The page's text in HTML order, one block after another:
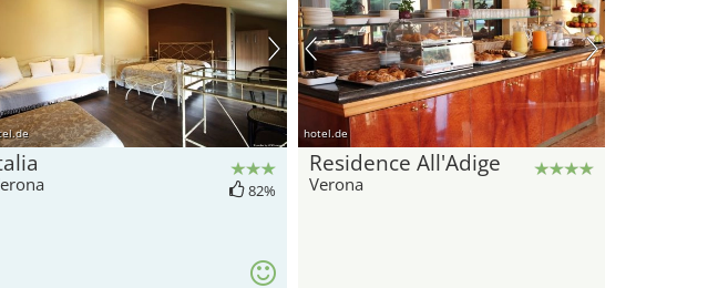
82%
hotel.de
Residence All'Adige
Verona